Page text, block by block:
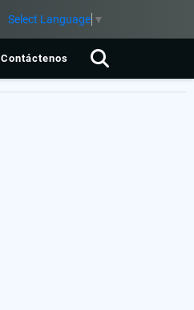
Select Language ▼
Contáctenos